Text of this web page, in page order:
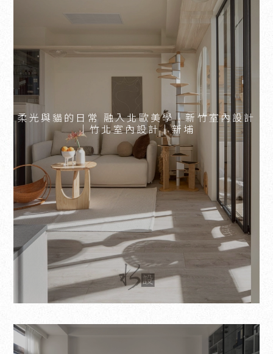
柔光與貓的日常 融入北歐美學｜新竹室內設計
｜竹北室內設計｜新埔